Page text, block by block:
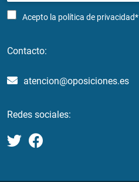
Acepto la política de privacidad*
Contacto:
atencion@oposiciones.es
Redes sociales: